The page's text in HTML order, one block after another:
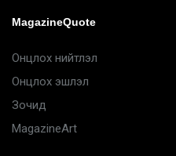
MagazineQuote
Онцлох нийтлэл
Онцлох эшлэл
Зочид
MagazineArt